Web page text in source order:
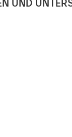
UND